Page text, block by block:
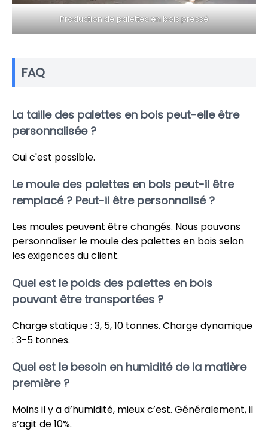
Production de palettes en bois pressé
FAQ
La taille des palettes en bois peut-elle être
personnalisée ?
Oui c'est possible.
Le moule des palettes en bois peut-il être
remplacé ? Peut-il être personnalisé ?
Les moules peuvent être changés. Nous pouvons
personnaliser le moule des palettes en bois selon
les exigences du client.
Quel est le poids des palettes en bois
pouvant être transportées ?
Charge statique : 3, 5, 10 tonnes. Charge dynamique
: 3-5 tonnes.
Quel est le besoin en humidité de la matière
première ?
Moins il y a d’humidité, mieux c’est. Généralement, il
s’agit de 10%.